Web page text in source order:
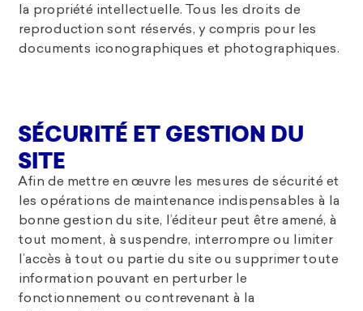
la propriété intellectuelle. Tous les droits de
reproduction sont réservés, y compris pour les
documents iconographiques et photographiques.
SÉCURITÉ ET GESTION DU
SITE
Afin de mettre en œuvre les mesures de sécurité et
les opérations de maintenance indispensables à la
bonne gestion du site, l’éditeur peut être amené, à
tout moment, à suspendre, interrompre ou limiter
l’accès à tout ou partie du site ou supprimer toute
information pouvant en perturber le
fonctionnement ou contrevenant à la